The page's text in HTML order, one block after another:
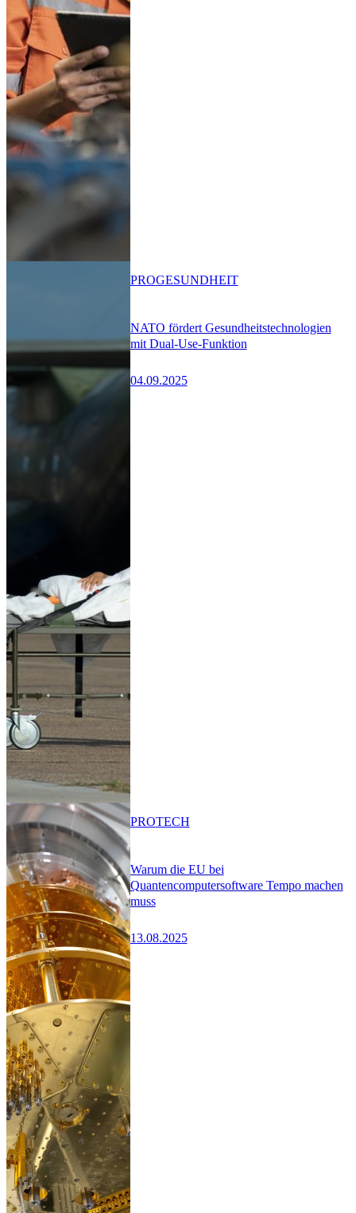
NATO fördert Gesundheitstechnologien
mit Dual-Use-Funktion
04.09.2025
PROGESUNDHEIT
Warum die EU bei
Quantencomputersoftware Tempo machen
muss
13.08.2025
PROTECH